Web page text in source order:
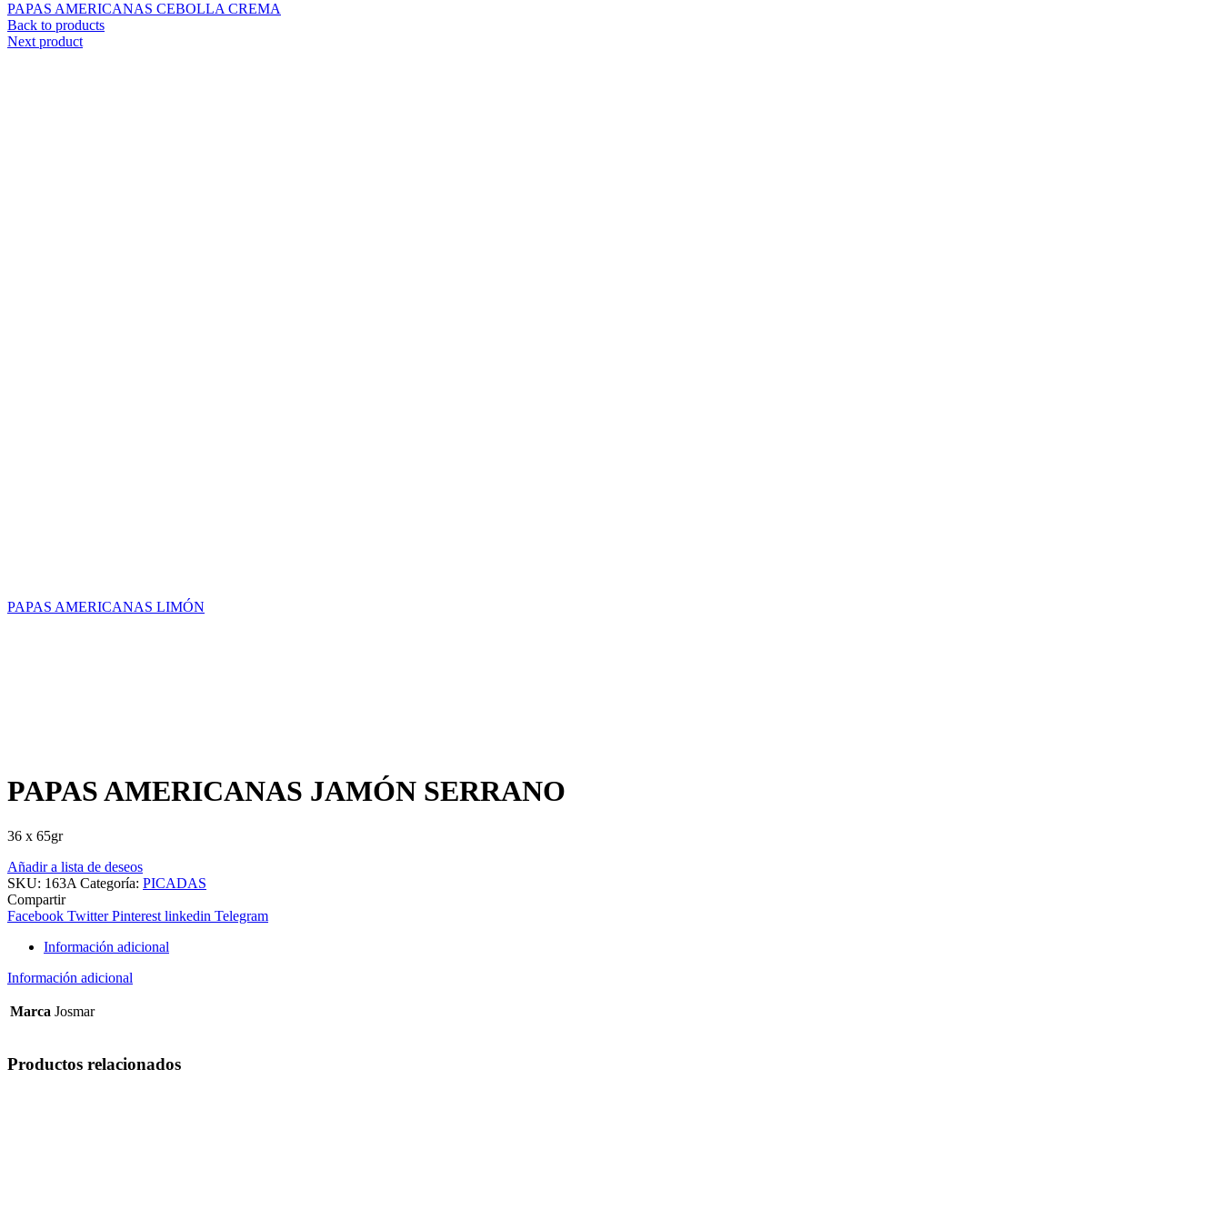
PAPAS AMERICANAS CEBOLLA CREMA
Back to products
Next product
PAPAS AMERICANAS LIMÓN
PAPAS AMERICANAS JAMÓN SERRANO
36 x 65gr
Añadir a lista de deseos
SKU: 163A Categoría: PICADAS
Compartir
Facebook Twitter Pinterest linkedin Telegram
Información adicional
Información adicional
Marca Josmar
Productos relacionados